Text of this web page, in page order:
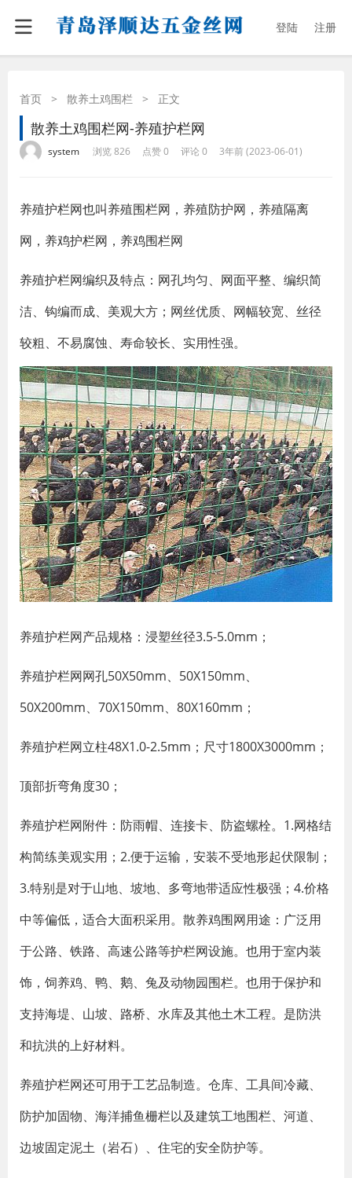
登陆 注册
首页 > 散养土鸡围栏 > 正文
散养土鸡围栏网-养殖护栏网
system 浏览 826 点赞 0 评论 0 3年前 (2023-06-01)
养殖护栏网也叫养殖围栏网，养殖防护网，养殖隔离
网，养鸡护栏网，养鸡围栏网
养殖护栏网编织及特点：网孔均匀、网面平整、编织简
洁、钩编而成、美观大方；网丝优质、网幅较宽、丝径
较粗、不易腐蚀、寿命较长、实用性强。
养殖护栏网产品规格：浸塑丝径3.5-5.0mm；
养殖护栏网网孔50X50mm、50X150mm、
50X200mm、70X150mm、80X160mm；
养殖护栏网立柱48X1.0-2.5mm；尺寸1800X3000mm；
顶部折弯角度30；
养殖护栏网附件：防雨帽、连接卡、防盗螺栓。1.网格结
构简练美观实用；2.便于运输，安装不受地形起伏限制；
3.特别是对于山地、坡地、多弯地带适应性极强；4.价格
中等偏低，适合大面积采用。散养鸡围网用途：广泛用
于公路、铁路、高速公路等护栏网设施。也用于室内装
饰，饲养鸡、鸭、鹅、兔及动物园围栏。也用于保护和
支持海堤、山坡、路桥、水库及其他土木工程。是防洪
和抗洪的上好材料。
养殖护栏网还可用于工艺品制造。仓库、工具间冷藏、
防护加固物、海洋捕鱼栅栏以及建筑工地围栏、河道、
边坡固定泥土（岩石）、住宅的安全防护等。